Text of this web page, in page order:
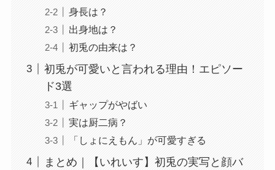
身長は？
出身地は？
初兎の由来は？
初兎が可愛いと言われる理由！エピソー
ド3選
ギャップがやばい
実は厨二病？
「しょにえもん」が可愛すぎる
まとめ｜【いれいす】初兎の実写と顔バ